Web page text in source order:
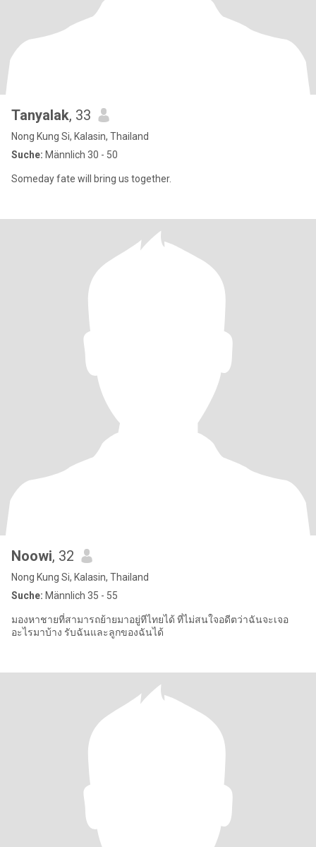
Tanyalak, 33
Nong Kung Si, Kalasin, Thailand
Suche: Männlich 30 - 50
Someday fate will bring us together.
Noowi, 32
Nong Kung Si, Kalasin, Thailand
Suche: Männlich 35 - 55
มองหาชายที่สามารถย้ายมาอยู่ทีไทยได้ ที่ไม่สนใจอดีตว่าฉันจะเจอ
อะไรมาบ้าง รับฉันและลูกของฉันได้